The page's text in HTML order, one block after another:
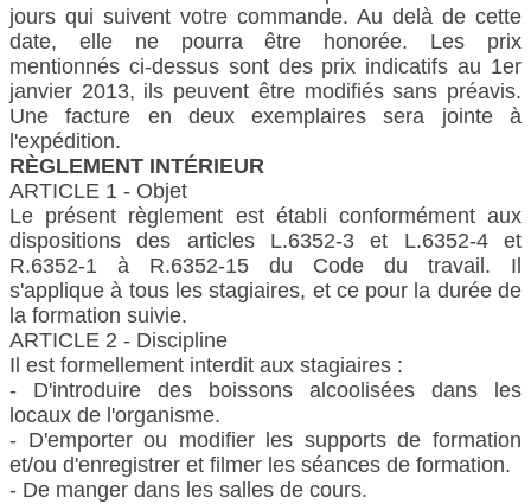
jours qui suivent votre commande. Au delà de cette
date, elle ne pourra être honorée. Les prix
mentionnés ci-dessus sont des prix indicatifs au 1er
janvier 2013, ils peuvent être modifiés sans préavis.
Une facture en deux exemplaires sera jointe à
l'expédition.
RÈGLEMENT INTÉRIEUR
ARTICLE 1 - Objet
Le présent règlement est établi conformément aux
dispositions des articles L.6352-3 et L.6352-4 et
R.6352-1 à R.6352-15 du Code du travail. Il
s'applique à tous les stagiaires, et ce pour la durée de
la formation suivie.
ARTICLE 2 - Discipline
Il est formellement interdit aux stagiaires :
- D'introduire des boissons alcoolisées dans les
locaux de l'organisme.
- D'emporter ou modifier les supports de formation
et/ou d'enregistrer et filmer les séances de formation.
- De manger dans les salles de cours.